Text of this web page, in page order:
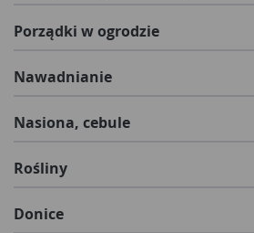
Porządki w ogrodzie
Nawadnianie
Nasiona, cebule
Rośliny
Donice